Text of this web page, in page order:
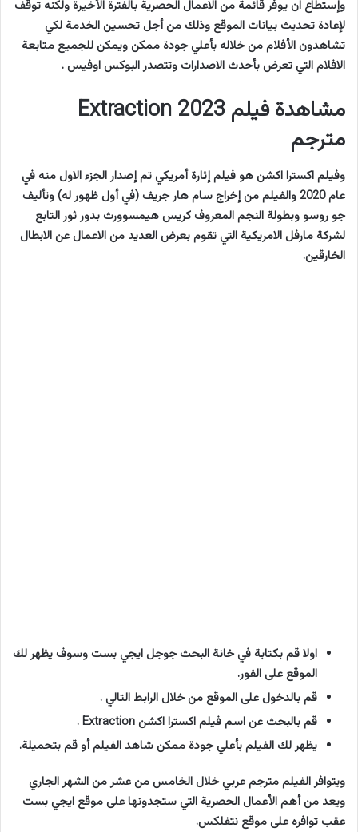
وإستطاع ان يوفر قائمة من الاعمال الحصرية بالفترة الأخيرة ولكنه توقف
لإعادة تحديث بيانات الموقع وذلك من أجل تحسين الخدمة لكي
تشاهدون الأفلام من خلاله بأعلي جودة ممكن ويمكن للجميع متابعة
الافلام التي تعرض بأحدث الاصدارات وتتصدر البوكس اوفيس .
مشاهدة فيلم Extraction 2023
مترجم
وفيلم اكسترا اكشن هو فيلم إثارة أمريكي تم إصدار الجزء الاول منه في
عام 2020 والفيلم من إخراج سام هار جريف (في أول ظهور له) وتأليف
جو روسو وبطولة النجم المعروف كريس هيمسوورث بدور ثور التابع
لشركة مارفل الامريكية التي تقوم بعرض العديد من الاعمال عن الابطال
الخارقين.
اولا قم بكتابة في خانة البحث جوجل ايجي بست وسوف يظهر لك
الموقع على الفور.
قم بالدخول على الموقع من خلال الرابط التالي .
قم بالبحث عن اسم فيلم اكسترا اكشن Extraction .
يظهر لك الفيلم بأعلي جودة ممكن شاهد الفيلم أو قم بتحميلة.
ويتوافر الفيلم مترجم عربي خلال الخامس من عشر من الشهر الجاري
ويعد من أهم الأعمال الحصرية التي ستجدونها على موقع ايجي بست
عقب توافره على موقع نتفلكس.